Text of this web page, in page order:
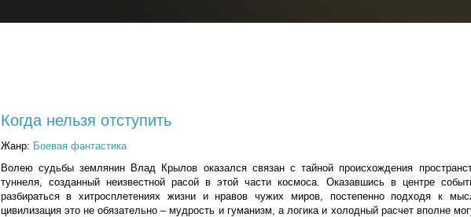
Когда нельзя отступить
Жанр: Боевая фантастика
Волею судьбы землянин Влад Крылов оказался связан с тайной происхождения
туннеля, созданный неизвестной расой в этой части космоса. Оказавшись в центре
разбираться в хитросплетениях жизни и нравов чужих миров, постепенно подходя к
цивилизация это не обязательно – мудрость и гуманизм, а логика и холодный расчет вполне